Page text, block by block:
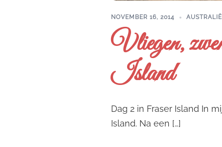
NOVEMBER 16, 2014 AUSTRALIË
Vliegen,
Island
Dag 2 in Fraser Island In
Island. Na een […]